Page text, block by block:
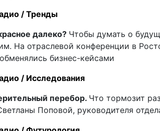
/ Тренды
далеко? Чтобы думать о
На отраслевой конференции в
бизнес-кейсами
/ Исследования
перебор. Что тормозит
Поповой, руководителя